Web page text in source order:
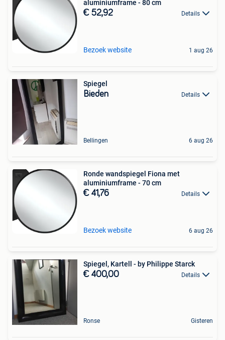
aluminiumframe - 80 cm
€ 52,92 Details
Bezoek website 1 aug 26
Spiegel
Bieden Details
Bellingen 6 aug 26
Ronde wandspiegel Fiona met
aluminiumframe - 70 cm
€ 41,76 Details
Bezoek website 6 aug 26
Spiegel, Kartell - by Philippe Starck
€ 400,00 Details
Ronse Gisteren